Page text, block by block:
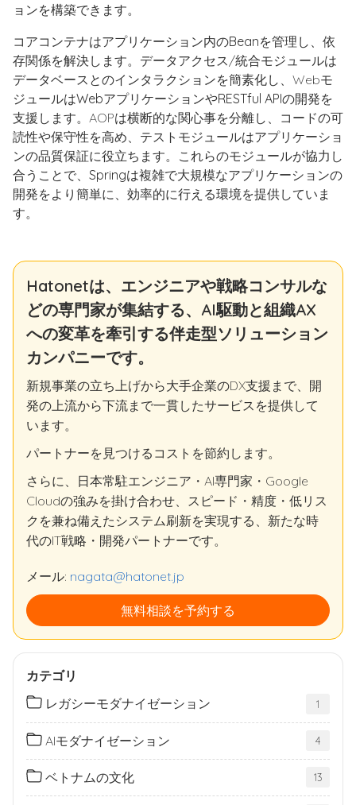
ョンを構築できます。
コアコンテナはアプリケーション内のBeanを管理し、依
存関係を解決します。 データアクセス/統合モジュールは
データベースとのインタラクションを簡素化し、 Webモ
ジュールはWebアプリケーションやRESTful APIの開発を
支援します。 AOPは横断的な関心事を分離し、コードの可
読性や保守性を高め、 テスト モジュールはアプリケーショ
ンの品質保証に役立ちます。これらのモジュールが協力し
合うことで、Springは複雑で大規模なアプリケーションの
開発をより簡単に、効率的に行える環境を提供していま
す。
Hatonetは、エンジニアや戦略コンサルな
どの専門家が集結する、AI駆動と組織AX
への変革を牽引する伴走型ソリューション
カンパニーです。
新規事業の立ち上げから大手企業のDX支援まで、開
発の上流から下流まで一貫したサービスを提供して
います。
パートナーを見つけるコストを節約します。
さらに、日本常駐エンジニア・AI専門家・Google
Cloudの強みを掛け合わせ、スピード・精度・低リス
クを兼ね備えたシステム刷新を実現する、新たな時
代のIT戦略・開発パートナーです。
メール: nagata@hatonet.jp
無料相談を予約する
カテゴリ
レガシーモダナイゼーション
1
AIモダナイゼーション 4
ベトナムの文化 13